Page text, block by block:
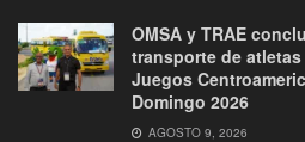
OMSA y TRAE
transporte de
Juegos
Domingo 2026
AGOSTO 9, 2026